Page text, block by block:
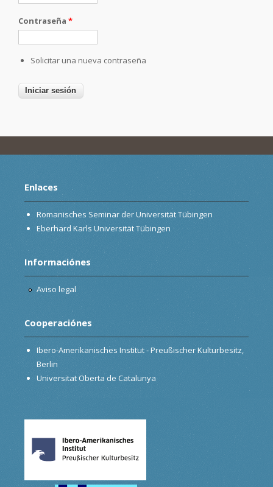
Contraseña *
Solicitar una nueva contraseña
Enlaces
Romanisches Seminar der Universität Tübingen
Eberhard Karls Universität Tübingen
Informaciónes
Aviso legal
Cooperaciónes
Ibero-Amerikanisches Institut - Preußischer Kulturbesitz,
Berlin
Universitat Oberta de Catalunya